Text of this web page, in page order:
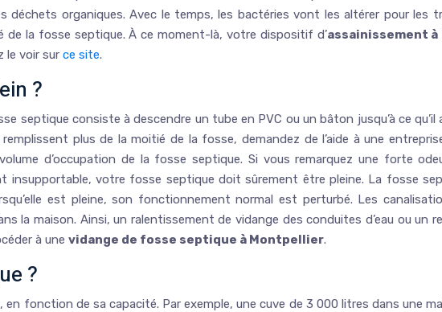
déchets organiques. Avec le temps, les bactéries vont les altérer pour les
de la fosse septique. À ce moment-là, votre dispositif d’assainissement
le voir sur ce site.
?
septique consiste à descendre un tube en PVC ou un bâton jusqu’à ce
plus de la moitié de la fosse, demandez de l’aide à une
d’occupation de la fosse septique. Si vous remarquez une forte
insupportable, votre fosse septique doit sûrement être pleine. La fosse
est pleine, son fonctionnement normal est perturbé. Les
la maison. Ainsi, un ralentissement de vidange des conduites d’eau ou un
à une vidange de fosse septique à Montpellier.
?
fonction de sa capacité. Par exemple, une cuve de 3 000 litres dans une